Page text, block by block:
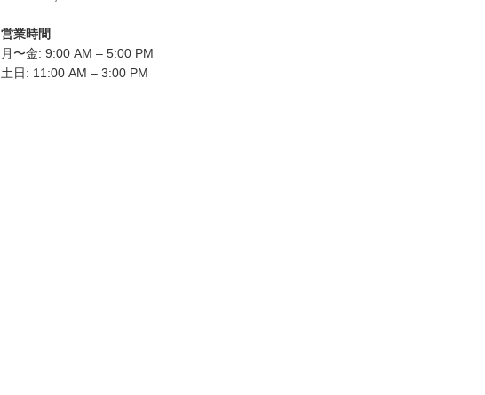
営業時間
月〜金: 9:00 AM – 5:00 PM
土日: 11:00 AM – 3:00 PM